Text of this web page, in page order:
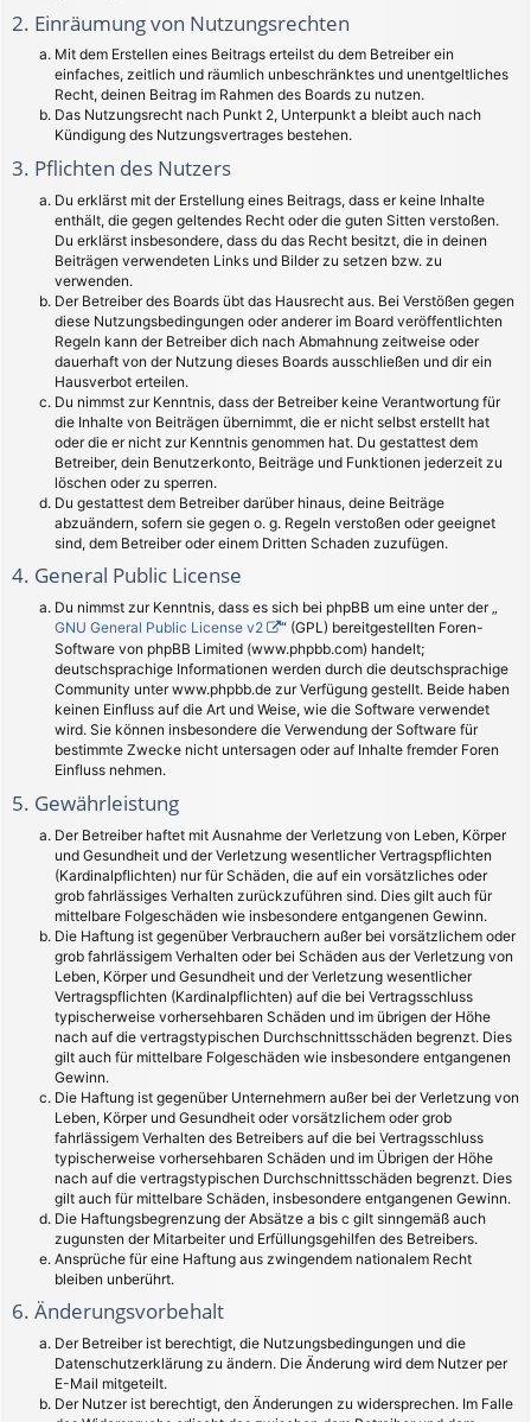
2. Einräumung von Nutzungsrechten
Mit dem Erstellen eines Beitrags erteilst du dem Betreiber ein
einfaches, zeitlich und räumlich unbeschränktes und unentgeltliches
Recht, deinen Beitrag im Rahmen des Boards zu nutzen.
Das Nutzungsrecht nach Punkt 2, Unterpunkt a bleibt auch nach
Kündigung des Nutzungsvertrages bestehen.
3. Pflichten des Nutzers
Du erklärst mit der Erstellung eines Beitrags, dass er keine Inhalte
enthält, die gegen geltendes Recht oder die guten Sitten verstoßen.
Du erklärst insbesondere, dass du das Recht besitzt, die in deinen
Beiträgen verwendeten Links und Bilder zu setzen bzw. zu
verwenden.
Der Betreiber des Boards übt das Hausrecht aus. Bei Verstößen gegen
diese Nutzungsbedingungen oder anderer im Board veröffentlichten
Regeln kann der Betreiber dich nach Abmahnung zeitweise oder
dauerhaft von der Nutzung dieses Boards ausschließen und dir ein
Hausverbot erteilen.
Du nimmst zur Kenntnis, dass der Betreiber keine Verantwortung für
die Inhalte von Beiträgen übernimmt, die er nicht selbst erstellt hat
oder die er nicht zur Kenntnis genommen hat. Du gestattest dem
Betreiber, dein Benutzerkonto, Beiträge und Funktionen jederzeit zu
löschen oder zu sperren.
Du gestattest dem Betreiber darüber hinaus, deine Beiträge
abzuändern, sofern sie gegen o. g. Regeln verstoßen oder geeignet
sind, dem Betreiber oder einem Dritten Schaden zuzufügen.
4. General Public License
Du nimmst zur Kenntnis, dass es sich bei phpBB um eine unter der „
GNU General Public License v2
“ (GPL) bereitgestellten Foren-
Software von phpBB Limited (www.phpbb.com) handelt;
deutschsprachige Informationen werden durch die deutschsprachige
Community unter www.phpbb.de zur Verfügung gestellt. Beide haben
keinen Einfluss auf die Art und Weise, wie die Software verwendet
wird. Sie können insbesondere die Verwendung der Software für
bestimmte Zwecke nicht untersagen oder auf Inhalte fremder Foren
Einfluss nehmen.
5. Gewährleistung
Der Betreiber haftet mit Ausnahme der Verletzung von Leben, Körper
und Gesundheit und der Verletzung wesentlicher Vertragspflichten
(Kardinalpflichten) nur für Schäden, die auf ein vorsätzliches oder
grob fahrlässiges Verhalten zurückzuführen sind. Dies gilt auch für
mittelbare Folgeschäden wie insbesondere entgangenen Gewinn.
Die Haftung ist gegenüber Verbrauchern außer bei vorsätzlichem oder
grob fahrlässigem Verhalten oder bei Schäden aus der Verletzung von
Leben, Körper und Gesundheit und der Verletzung wesentlicher
Vertragspflichten (Kardinalpflichten) auf die bei Vertragsschluss
typischerweise vorhersehbaren Schäden und im übrigen der Höhe
nach auf die vertragstypischen Durchschnittsschäden begrenzt. Dies
gilt auch für mittelbare Folgeschäden wie insbesondere entgangenen
Gewinn.
Die Haftung ist gegenüber Unternehmern außer bei der Verletzung von
Leben, Körper und Gesundheit oder vorsätzlichem oder grob
fahrlässigem Verhalten des Betreibers auf die bei Vertragsschluss
typischerweise vorhersehbaren Schäden und im Übrigen der Höhe
nach auf die vertragstypischen Durchschnittsschäden begrenzt. Dies
gilt auch für mittelbare Schäden, insbesondere entgangenen Gewinn.
Die Haftungsbegrenzung der Absätze a bis c gilt sinngemäß auch
zugunsten der Mitarbeiter und Erfüllungsgehilfen des Betreibers.
Ansprüche für eine Haftung aus zwingendem nationalem Recht
bleiben unberührt.
6. Änderungsvorbehalt
Der Betreiber ist berechtigt, die Nutzungsbedingungen und die
Datenschutzerklärung zu ändern. Die Änderung wird dem Nutzer per
E-Mail mitgeteilt.
Der Nutzer ist berechtigt, den Änderungen zu widersprechen. Im Falle